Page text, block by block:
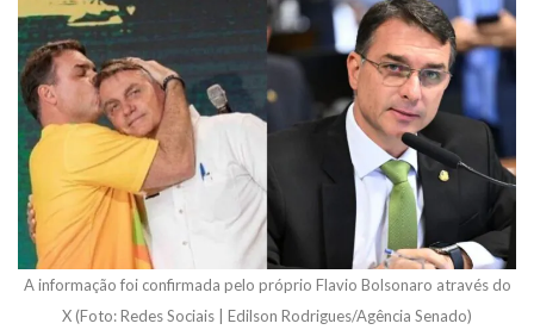
A informação foi confirmada pelo próprio Flavio Bolsonaro através do
X (Foto: Redes Sociais | Edilson Rodrigues/Agência Senado)